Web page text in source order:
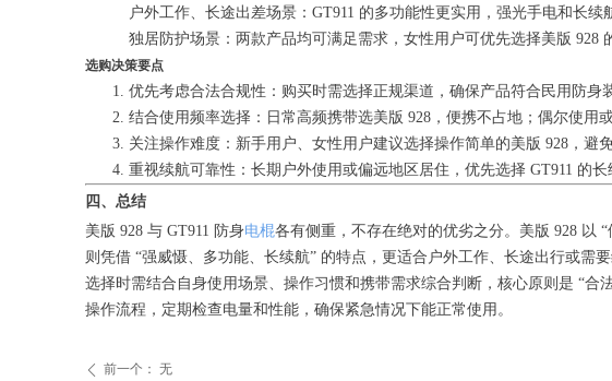
户外工作、长途出差场景：GT911 的多功能性更实用，强光手电和长
独居防护场景：两款产品均可满足需求，女性用户可优先选择美版 928
选购决策要点
优先考虑合法合规性：购买时需选择正规渠道，确保产品符合民用防身
结合使用频率选择：日常高频携带选美版 928，便携不占地；偶尔使用
关注操作难度：新手用户、女性用户建议选择操作简单的美版 928，避
重视续航可靠性：长期户外使用或偏远地区居住，优先选择 GT911 的长
四、总结
美版 928 与 GT911 防身电棍各有侧重，不存在绝对的优劣之分。美版 928 以
则凭借 “强威慑、多功能、长续航” 的特点，更适合户外工作、长途出行或需要
选择时需结合自身使用场景、操作习惯和携带需求综合判断，核心原则是 “
操作流程，定期检查电量和性能，确保紧急情况下能正常使用。
ꄴ 前一个： 无